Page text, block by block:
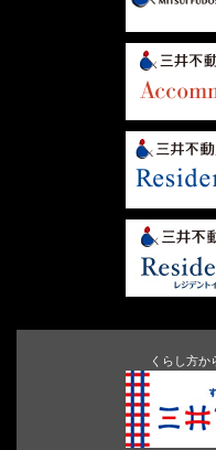
くらし方か